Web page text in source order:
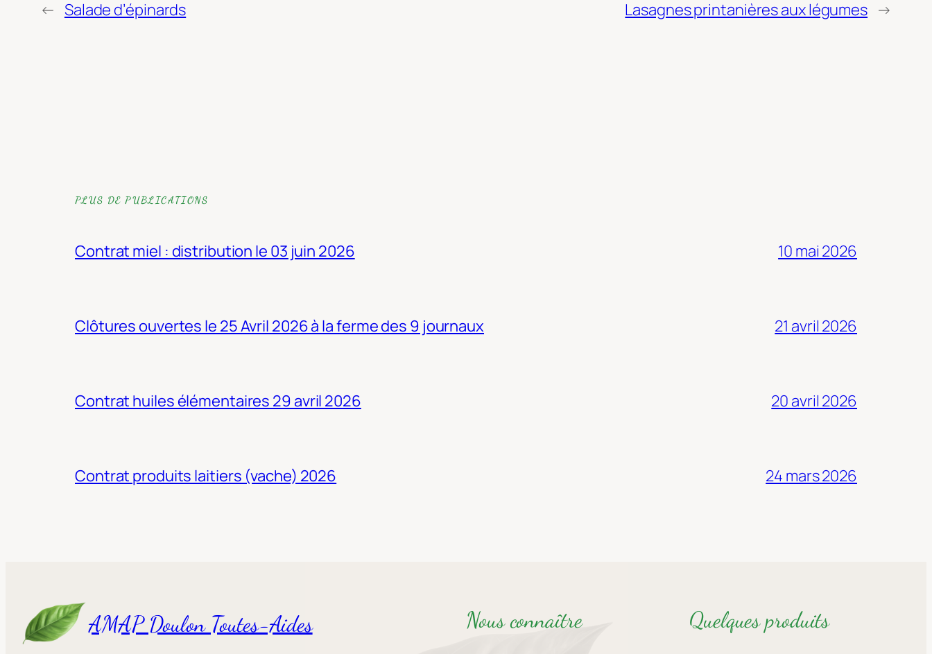
← Salade d’épinards Lasagnes printanières aux légumes →
PLUS DE PUBLICATIONS
Contrat miel : distribution le 03 juin 2026 10 mai 2026
Clôtures ouvertes le 25 Avril 2026 à la ferme des 9 journaux 21 avril 2026
Contrat huiles élémentaires 29 avril 2026 20 avril 2026
Contrat produits laitiers (vache) 2026 24 mars 2026
AMAP Doulon Toutes-Aides Nous connaître Quelques produits